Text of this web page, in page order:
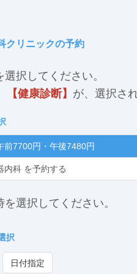
クリニックの予約
択してください。
【健康診断】 が、選択さ
前7700円・午後7480円
内科 を予約する
選択してください。
択
日付指定